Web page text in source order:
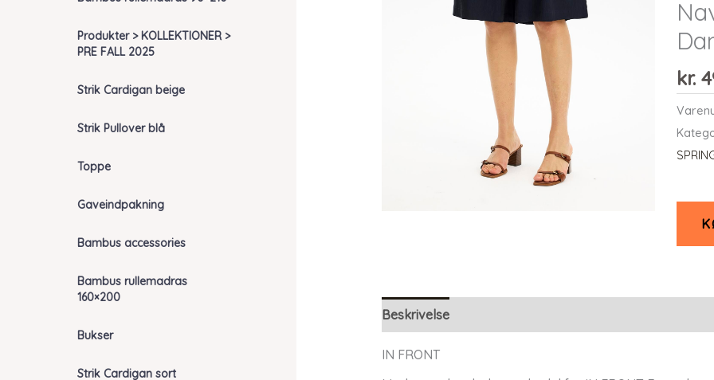
Produkter > KOLLEKTIONER >
PRE FALL 2025
Strik Cardigan beige
Strik Pullover blå
Toppe
Gaveindpakning
Bambus accessories
Bambus rullemadras
160×200
Bukser
Strik Cardigan sort
kr.
Beskrivelse
IN FRONT